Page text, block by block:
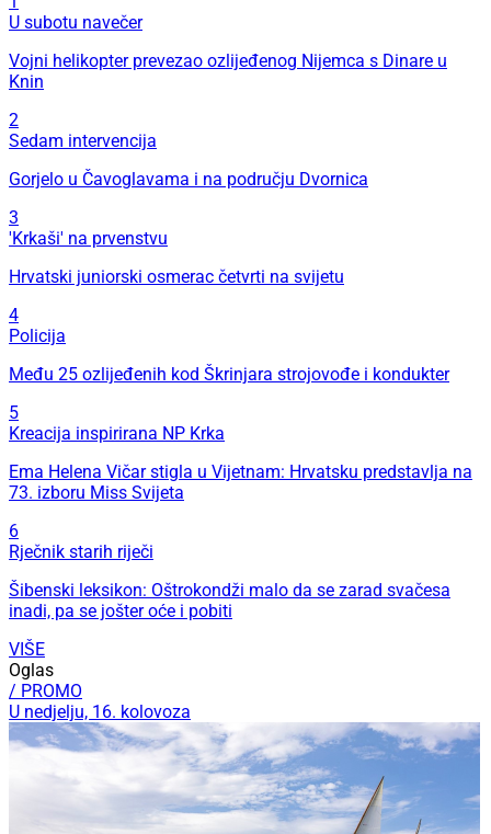
U subotu navečer
Vojni helikopter prevezao ozlijeđenog Nijemca s Dinare u
Knin
2
Sedam intervencija
Gorjelo u Čavoglavama i na području Dvornica
3
'Krkaši' na prvenstvu
Hrvatski juniorski osmerac četvrti na svijetu
4
Policija
Među 25 ozlijeđenih kod Škrinjara strojovođe i kondukter
5
Kreacija inspirirana NP Krka
Ema Helena Vičar stigla u Vijetnam: Hrvatsku predstavlja na
73. izboru Miss Svijeta
6
Rječnik starih riječi
Šibenski leksikon: Oštrokondži malo da se zarad svačesa
inadi, pa se jošter oće i pobiti
VIŠE
Oglas
/ PROMO
U nedjelju, 16. kolovoza